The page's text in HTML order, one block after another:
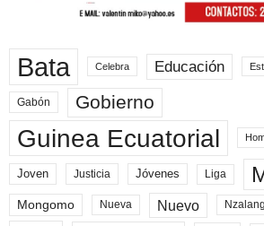
Bata Celebra Educación
Gabón Gobierno
Guinea Ecuatorial
Joven Justicia Jóvenes Liga
Mongomo Nueva Nuevo Nzalang